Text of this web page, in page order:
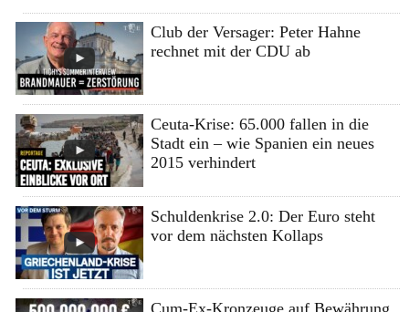
Club der Versager: Peter Hahne
rechnet mit der CDU ab
Ceuta-Krise: 65.000 fallen in die
Stadt ein – wie Spanien ein neues
2015 verhindert
Schuldenkrise 2.0: Der Euro steht
vor dem nächsten Kollaps
Cum-Ex-Kronzeuge auf Bewährung